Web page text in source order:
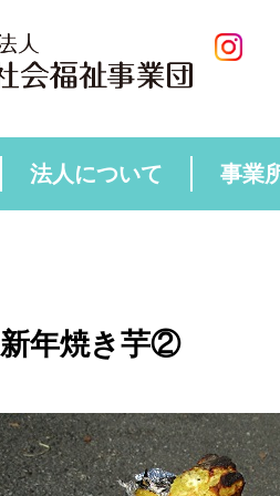
法人について 事業
新年焼き芋②